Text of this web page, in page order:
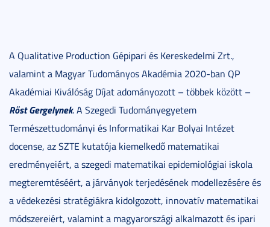
A Qualitative Production Gépipari és Kereskedelmi Zrt.,
valamint a Magyar Tudományos Akadémia 2020-ban QP
Akadémiai Kiválóság Díjat adományozott – többek között –
Röst Gergelynek. A Szegedi Tudományegyetem
Természettudományi és Informatikai Kar Bolyai Intézet
docense, az SZTE kutatója kiemelkedő matematikai
eredményeiért, a szegedi matematikai epidemiológiai iskola
megteremtéséért, a járványok terjedésének modellezésére és
a védekezési stratégiákra kidolgozott, innovatív matematikai
módszereiért, valamint a magyarországi alkalmazott és ipari